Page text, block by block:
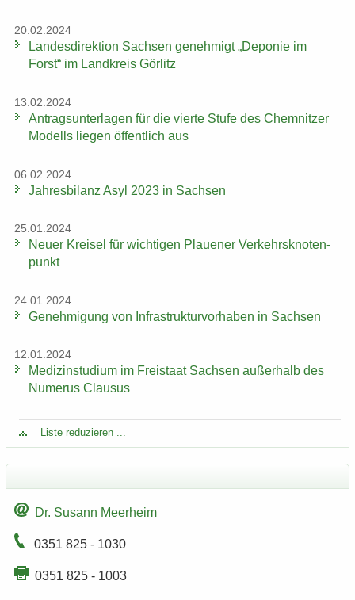
20.02.2024
Lan­des­di­rek­ti­on Sach­sen ge­neh­migt „De­po­nie im
Forst“ im Land­kreis Gör­litz
13.02.2024
An­trags­un­ter­la­gen für die vier­te Stufe des Chem­nit­zer
Mo­dells lie­gen öf­fent­lich aus
06.02.2024
Jah­res­bi­lanz Asyl 2023 in Sach­sen
25.01.2024
Neuer Krei­sel für wich­ti­gen Plaue­ner Ver­kehrs­kno­ten­
punkt
24.01.2024
Ge­neh­mi­gung von In­fra­struk­tur­vor­ha­ben in Sach­sen
12.01.2024
Me­di­zin­stu­di­um im Frei­staat Sach­sen au­ßer­halb des
Nu­me­rus Clau­sus
Liste re­du­zie­ren ...
Dr. Su­sann Meer­heim
0351 825 - 1030
0351 825 - 1003